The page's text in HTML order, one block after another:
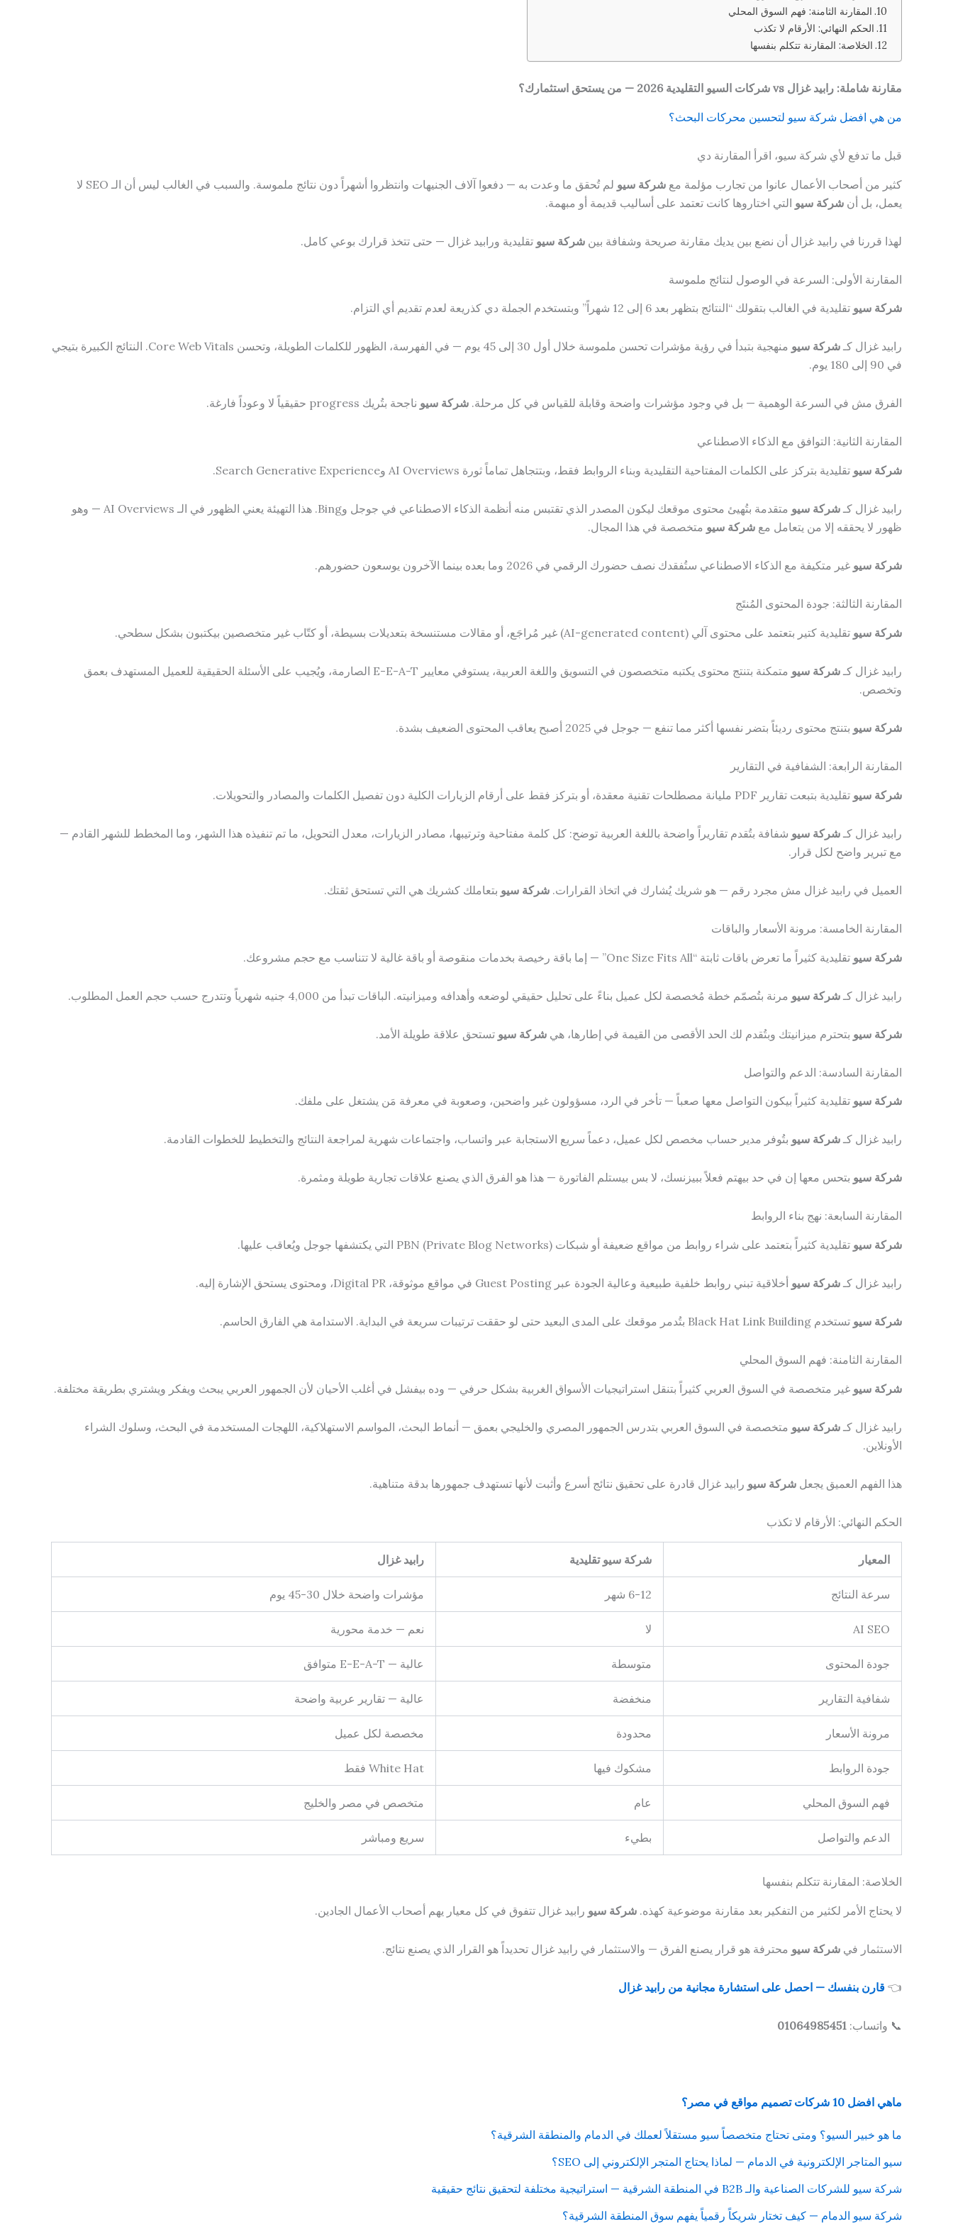
المقارنة الثامنة: فهم السوق المحلي
الحكم النهائي: الأرقام لا تكذب
الخلاصة: المقارنة تتكلم بنفسها
مقارنة شاملة: رابيد غزال vs شركات السيو التقليدية 2026 — من يستحق استثمارك؟
من هي افضل شركة سيو لتحسين محركات البحث؟
قبل ما تدفع لأي شركة سيو، اقرأ المقارنة دي
كثير من أصحاب الأعمال عانوا من تجارب مؤلمة مع شركة سيو
لم تُحقق ما وعدت به — دفعوا آلاف الجنيهات وانتظروا أشهراً دون نتائج ملموسة. والسبب في الغالب ليس أن الـ SEO لا
يعمل، بل أن شركة سيو التي اختاروها كانت تعتمد على أساليب قديمة أو مبهمة.
لهذا قررنا في رابيد غزال أن نضع بين يديك مقارنة صريحة وشفافة بين شركة سيو تقليدية ورابيد غزال — حتى تتخذ قرارك بوعي كامل.
المقارنة الأولى: السرعة في الوصول لنتائج ملموسة
شركة سيو تقليدية في الغالب بتقولك “النتائج بتظهر بعد 6 إلى 12 شهراً” وبتستخدم الجملة دي كذريعة لعدم تقديم أي التزام.
رابيد غزال كـ شركة سيو
منهجية بتبدأ في رؤية مؤشرات تحسن ملموسة خلال أول 30 إلى 45 يوم — في الفهرسة، الظهور للكلمات الطويلة، وتحسن Core Web Vitals. النتائج الكبيرة بتيجي
في 90 إلى 180 يوم.
الفرق مش في السرعة الوهمية — بل في وجود مؤشرات واضحة وقابلة للقياس في كل مرحلة. شركة سيو ناجحة بتُريك progress حقيقياً لا وعوداً فارغة.
المقارنة الثانية: التوافق مع الذكاء الاصطناعي
شركة سيو تقليدية بتركز على الكلمات المفتاحية التقليدية وبناء الروابط فقط، وبتتجاهل تماماً ثورة AI Overviews وSearch Generative Experience.
رابيد غزال كـ شركة سيو
متقدمة بتُهيئ محتوى موقعك ليكون المصدر الذي تقتبس منه أنظمة الذكاء الاصطناعي في جوجل وBing. هذا التهيئة يعني الظهور في الـ AI Overviews — وهو
ظهور لا يحققه إلا من يتعامل مع شركة سيو متخصصة في هذا المجال.
شركة سيو غير متكيفة مع الذكاء الاصطناعي ستُفقدك نصف حضورك الرقمي في 2026 وما بعده بينما الآخرون يوسعون حضورهم.
المقارنة الثالثة: جودة المحتوى المُنتَج
شركة سيو تقليدية كتير بتعتمد على محتوى آلي (AI-generated content) غير مُراجَع، أو مقالات مستنسخة بتعديلات بسيطة، أو كتّاب غير متخصصين بيكتبون بشكل سطحي.
رابيد غزال كـ شركة سيو
متمكنة بتنتج محتوى يكتبه متخصصون في التسويق واللغة العربية، يستوفي معايير E-E-A-T الصارمة، ويُجيب على الأسئلة الحقيقية للعميل المستهدف بعمق
وتخصص.
شركة سيو بتنتج محتوى رديئاً بتضر نفسها أكثر مما تنفع — جوجل في 2025 أصبح يعاقب المحتوى الضعيف بشدة.
المقارنة الرابعة: الشفافية في التقارير
شركة سيو تقليدية بتبعت تقارير PDF مليانة مصطلحات تقنية معقدة، أو بتركز فقط على أرقام الزيارات الكلية دون تفصيل الكلمات والمصادر والتحويلات.
رابيد غزال كـ شركة سيو شفافة بتُقدم تقاريراً واضحة باللغة العربية توضح: كل كلمة مفتاحية وترتيبها، مصادر الزيارات، معدل التحويل، ما تم تنفيذه هذا الشهر، وما المخطط للشهر القادم —
مع تبرير واضح لكل قرار.
العميل في رابيد غزال مش مجرد رقم — هو شريك يُشارك في اتخاذ القرارات. شركة سيو بتعاملك كشريك هي التي تستحق ثقتك.
المقارنة الخامسة: مرونة الأسعار والباقات
شركة سيو تقليدية كثيراً ما تعرض باقات ثابتة “One Size Fits All” — إما باقة رخيصة بخدمات منقوصة أو باقة غالية لا تتناسب مع حجم مشروعك.
رابيد غزال كـ شركة سيو مرنة بتُصمّم خطة مُخصصة لكل عميل بناءً على تحليل حقيقي لوضعه وأهدافه وميزانيته. الباقات تبدأ من 4,000 جنيه شهرياً وتتدرج حسب حجم العمل المطلوب.
شركة سيو بتحترم ميزانيتك وبتُقدم لك الحد الأقصى من القيمة في إطارها، هي شركة سيو تستحق علاقة طويلة الأمد.
المقارنة السادسة: الدعم والتواصل
شركة سيو تقليدية كثيراً بيكون التواصل معها صعباً — تأخر في الرد، مسؤولون غير واضحين، وصعوبة في معرفة مَن يشتغل على ملفك.
رابيد غزال كـ شركة سيو بتُوفر مدير حساب مخصص لكل عميل، دعماً سريع الاستجابة عبر واتساب، واجتماعات شهرية لمراجعة النتائج والتخطيط للخطوات القادمة.
شركة سيو بتحس معها إن في حد بيهتم فعلاً ببيزنسك، لا بس بيستلم الفاتورة — هذا هو الفرق الذي يصنع علاقات تجارية طويلة ومثمرة.
المقارنة السابعة: نهج بناء الروابط
شركة سيو تقليدية كثيراً بتعتمد على شراء روابط من مواقع ضعيفة أو شبكات PBN (Private Blog Networks) التي يكتشفها جوجل ويُعاقب عليها.
رابيد غزال كـ شركة سيو أخلاقية تبني روابط خلفية طبيعية وعالية الجودة عبر Guest Posting في مواقع موثوقة، Digital PR، ومحتوى يستحق الإشارة إليه.
شركة سيو تستخدم Black Hat Link Building بتُدمر موقعك على المدى البعيد حتى لو حققت ترتيبات سريعة في البداية. الاستدامة هي الفارق الحاسم.
المقارنة الثامنة: فهم السوق المحلي
شركة سيو غير متخصصة في السوق العربي كثيراً بتنقل استراتيجيات الأسواق الغربية بشكل حرفي — وده بيفشل في أغلب الأحيان لأن الجمهور العربي يبحث ويفكر ويشتري بطريقة مختلفة.
رابيد غزال كـ شركة سيو متخصصة في السوق العربي بتدرس الجمهور المصري والخليجي بعمق — أنماط البحث، المواسم الاستهلاكية، اللهجات المستخدمة في البحث، وسلوك الشراء
الأونلاين.
هذا الفهم العميق يجعل شركة سيو رابيد غزال قادرة على تحقيق نتائج أسرع وأثبت لأنها تستهدف جمهورها بدقة متناهية.
الحكم النهائي: الأرقام لا تكذب
المعيار شركة سيو تقليدية رابيد غزال
سرعة النتائج 6-12 شهر مؤشرات واضحة خلال 30-45 يوم
AI SEO لا نعم — خدمة محورية
جودة المحتوى متوسطة عالية — E-E-A-T متوافق
شفافية التقارير منخفضة عالية — تقارير عربية واضحة
مرونة الأسعار محدودة مخصصة لكل عميل
جودة الروابط مشكوك فيها White Hat فقط
فهم السوق المحلي عام متخصص في مصر والخليج
الدعم والتواصل بطيء سريع ومباشر
الخلاصة: المقارنة تتكلم بنفسها
لا يحتاج الأمر لكثير من التفكير بعد مقارنة موضوعية كهذه. شركة سيو رابيد غزال تتفوق في كل معيار يهم أصحاب الأعمال الجادين.
الاستثمار في شركة سيو محترفة هو قرار يصنع الفرق — والاستثمار في رابيد غزال تحديداً هو القرار الذي يصنع نتائج.
👈 قارن بنفسك — احصل على استشارة مجانية من رابيد غزال
📞 واتساب: 01064985451
ماهي افضل 10 شركات تصميم مواقع في مصر؟
ما هو خبير السيو؟ ومتى تحتاج متخصصاً سيو مستقلاً لعملك في الدمام والمنطقة الشرقية؟
سيو المتاجر الإلكترونية في الدمام — لماذا يحتاج المتجر الإلكتروني إلى SEO؟
شركة سيو للشركات الصناعية والـ B2B في المنطقة الشرقية — استراتيجية مختلفة لتحقيق نتائج حقيقية
شركة سيو الدمام — كيف تختار شريكاً رقمياً يفهم سوق المنطقة الشرقية؟